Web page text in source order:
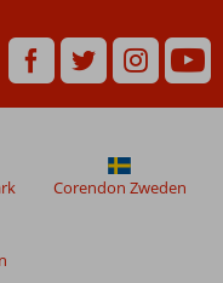
Corendon Zweden